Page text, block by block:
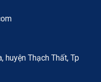
huyện Thạch Thất, Tp